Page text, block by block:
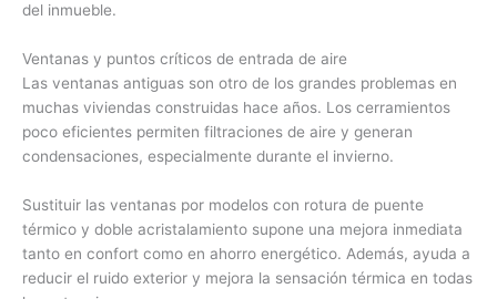
del inmueble.
Ventanas y puntos críticos de entrada de aire
Las ventanas antiguas son otro de los grandes problemas en
muchas viviendas construidas hace años. Los cerramientos
poco eficientes permiten filtraciones de aire y generan
condensaciones, especialmente durante el invierno.
Sustituir las ventanas por modelos con rotura de puente
térmico y doble acristalamiento supone una mejora inmediata
tanto en confort como en ahorro energético. Además, ayuda a
reducir el ruido exterior y mejora la sensación térmica en todas